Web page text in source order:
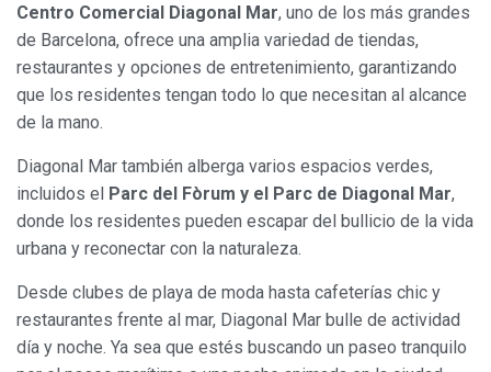
Centro Comercial Diagonal Mar, uno de los más grandes
de Barcelona, ofrece una amplia variedad de tiendas,
restaurantes y opciones de entretenimiento, garantizando
que los residentes tengan todo lo que necesitan al alcance
de la mano.
Diagonal Mar también alberga varios espacios verdes,
incluidos el Parc del Fòrum y el Parc de Diagonal Mar,
donde los residentes pueden escapar del bullicio de la vida
urbana y reconectar con la naturaleza.
Desde clubes de playa de moda hasta cafeterías chic y
restaurantes frente al mar, Diagonal Mar bulle de actividad
día y noche. Ya sea que estés buscando un paseo tranquilo